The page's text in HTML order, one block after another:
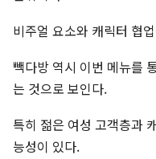
비주얼 요소와 캐릭터 협
빽다방 역시 이번 메뉴를
는 것으로 보인다.
특히 젊은 여성 고객층과
능성이 있다.